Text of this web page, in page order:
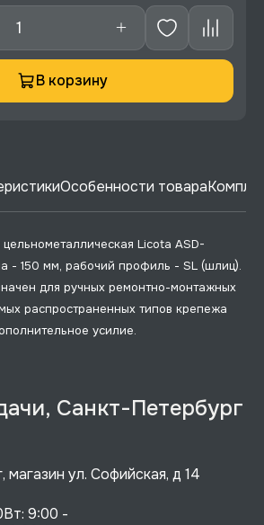
В корзину
Особенности товара
Licota ASD-
- 150 мм, рабочий профиль - SL (шлиц).
для ручных ремонтно-монтажных
распространенных типов крепежа
усилие.
Санкт-Петербург
ул. Софийская, д 14
9:00 -